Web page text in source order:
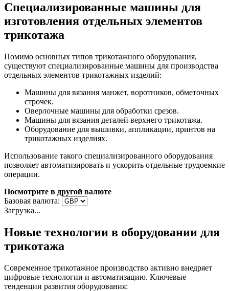
Специализированные машины для
изготовления отдельных элементов
трикотажа
Помимо основных типов трикотажного оборудования,
существуют специализированные машины для производства
отдельных элементов трикотажных изделий:
Машины для вязания манжет, воротников, обметочных
строчек.
Оверлочные машины для обработки срезов.
Машины для вязания деталей верхнего трикотажа.
Оборудование для вышивки, аппликации, принтов на
трикотажных изделиях.
Использование такого специализированного оборудования
позволяет автоматизировать и ускорить отдельные трудоемкие
операции.
Посмотрите в другой валюте
Базовая валюта:
Загрузка...
Новые технологии в оборудовании для
трикотажа
Современное трикотажное производство активно внедряет
цифровые технологии и автоматизацию. Ключевые
тенденции развития оборудования: